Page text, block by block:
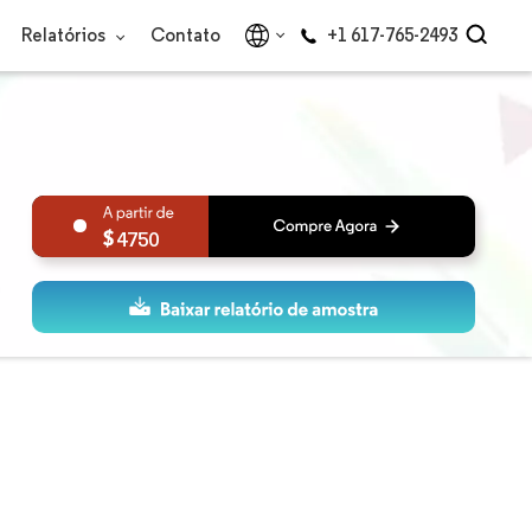
Relatórios Contato +1 617-765-2493
4750